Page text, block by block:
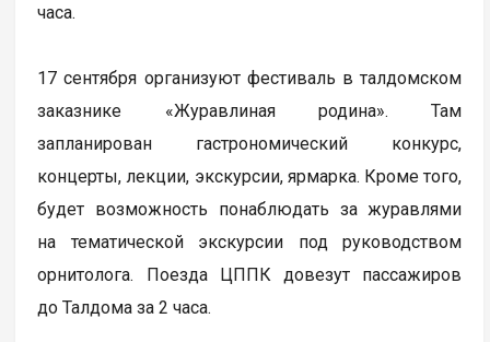
часа.
17 сентября организуют фестиваль в талдомском
заказнике «Журавлиная родина». Там
запланирован гастрономический конкурс,
концерты, лекции, экскурсии, ярмарка. Кроме того,
будет возможность понаблюдать за журавлями
на тематической экскурсии под руководством
орнитолога. Поезда ЦППК довезут пассажиров
до Талдома за 2 часа.